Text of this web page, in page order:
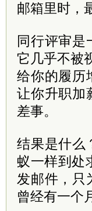
邮箱里时，
同行评审是
它几乎不被
给你的履历
让你升职加
差事。
结果是什么
蚁一样到处
发邮件，只
曾经有一个